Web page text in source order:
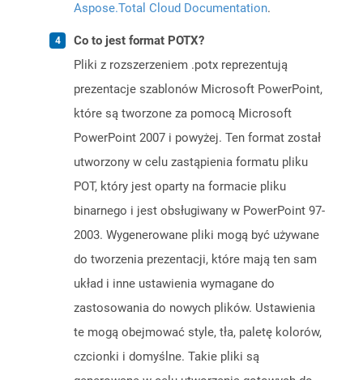
Aspose.Total Cloud Documentation.
Co to jest format POTX?
Pliki z rozszerzeniem .potx reprezentują
prezentacje szablonów Microsoft PowerPoint,
które są tworzone za pomocą Microsoft
PowerPoint 2007 i powyżej. Ten format został
utworzony w celu zastąpienia formatu pliku
POT, który jest oparty na formacie pliku
binarnego i jest obsługiwany w PowerPoint 97-
2003. Wygenerowane pliki mogą być używane
do tworzenia prezentacji, które mają ten sam
układ i inne ustawienia wymagane do
zastosowania do nowych plików. Ustawienia
te mogą obejmować style, tła, paletę kolorów,
czcionki i domyślne. Takie pliki są